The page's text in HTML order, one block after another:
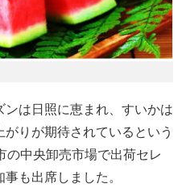
は日照に恵まれ、すいかは
りが期待されているという
の中央卸売市場で出荷セレ
も出席しました。